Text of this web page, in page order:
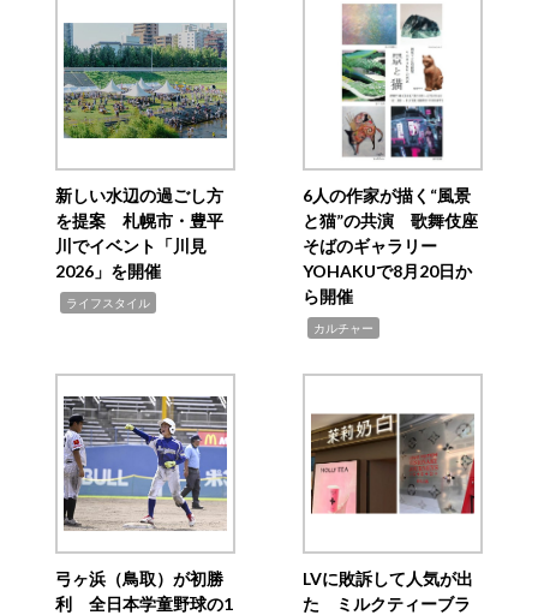
新しい水辺の過ごし方
を提案 札幌市・豊平
川でイベント「川見
2026」を開催
ライフスタイル
6人の作家が描く“風景
と猫”の共演 歌舞伎座
そばのギャラリー
YOHAKUで8月20日か
ら開催
カルチャー
弓ヶ浜（鳥取）が初勝
利 全日本学童野球の1
LVに敗訴して人気が出
た ミルクティーブラ